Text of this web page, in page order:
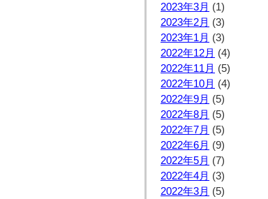
2023年3月 (1)
2023年2月 (3)
2023年1月 (3)
2022年12月 (4)
2022年11月 (5)
2022年10月 (4)
2022年9月 (5)
2022年8月 (5)
2022年7月 (5)
2022年6月 (9)
2022年5月 (7)
2022年4月 (3)
2022年3月 (5)